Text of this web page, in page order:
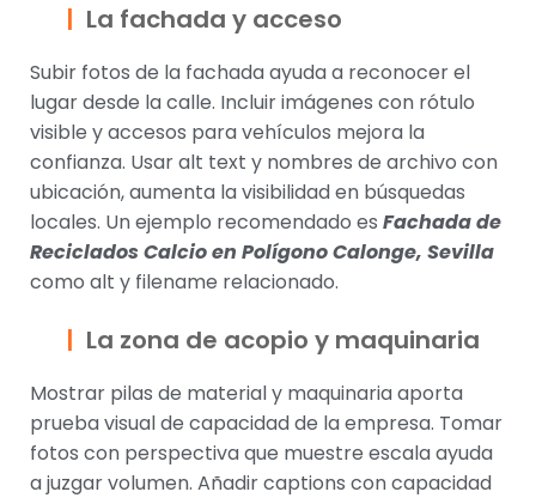
La fachada y acceso
Subir fotos de la fachada ayuda a reconocer el
lugar desde la calle. Incluir imágenes con rótulo
visible y accesos para vehículos mejora la
confianza. Usar alt text y nombres de archivo con
ubicación, aumenta la visibilidad en búsquedas
locales. Un ejemplo recomendado es Fachada de
Reciclados Calcio en Polígono Calonge, Sevilla
como alt y filename relacionado.
La zona de acopio y maquinaria
Mostrar pilas de material y maquinaria aporta
prueba visual de capacidad de la empresa. Tomar
fotos con perspectiva que muestre escala ayuda
a juzgar volumen. Añadir captions con capacidad